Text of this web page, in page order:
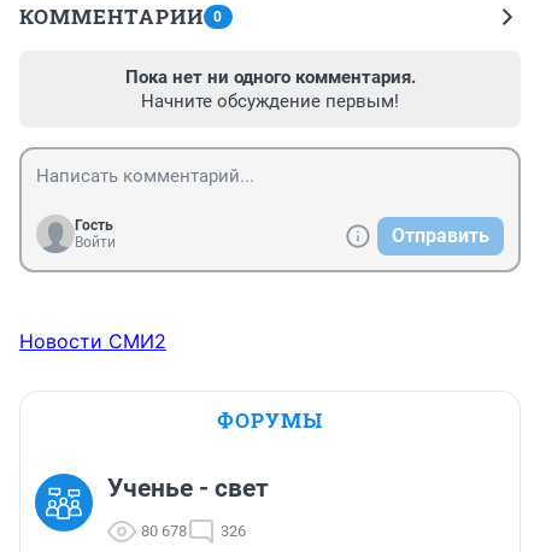
КОММЕНТАРИИ 0
Пока нет ни одного комментария.
Начните обсуждение первым!
Гость
Войти
Отправить
Новости СМИ2
ФОРУМЫ
Ученье - свет
80 678 326